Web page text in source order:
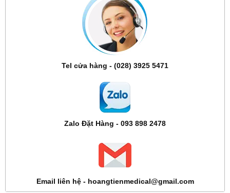
Tel cửa hàng - (028) 3925 5471
Zalo Đặt Hàng - 093 898 2478
Email liên hệ - hoangtienmedical@gmail.com